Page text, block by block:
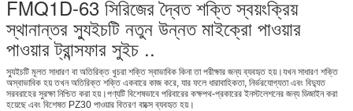
FMQ1D-63 সিরিজের দ্বৈত শক্তি স্বয়ংক্রিয়
স্থানান্তর স্যুইচটি নতুন উন্নত মাইক্রো পাওয়ার
পাওয়ার ট্রান্সফার সুইচ ..
স্যুইচটি মূলত সাধারণ বা অতিরিক্ত খুচরা শক্তি স্বাভাবিক কিনা তা পরীক্ষার জন্য ব্যবহৃত হয়।যখন সাধারণ শক্তি
অস্বাভাবিক হয় তখন অতিরিক্ত শক্তি একবারে কাজ করে, যার ফলে ধারাবাহিকতা, নির্ভরযোগ্যতা এবং বিদ্যুত
সরবরাহের সুরক্ষা নিশ্চিত করা হয়।পণ্যটি বিশেষভাবে পরিবারের কক্ষপথ-প্রকারের ইনস্টলেশনের জন্য ডিজাইন করা
হয়েছে এবং বিশেষত PZ30 পাওয়ার বিতরণ বাক্সে ব্যবহৃত হয়।